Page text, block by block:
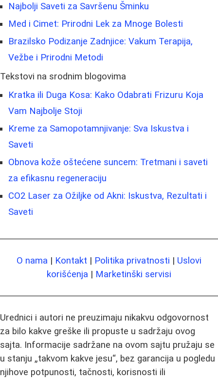
Najbolji Saveti za Savršenu Šminku
Med i Cimet: Prirodni Lek za Mnoge Bolesti
Brazilsko Podizanje Zadnjice: Vakum Terapija,
Vežbe i Prirodni Metodi
Tekstovi na srodnim blogovima
Kratka ili Duga Kosa: Kako Odabrati Frizuru Koja
Vam Najbolje Stoji
Kreme za Samopotamnjivanje: Sva Iskustva i
Saveti
Obnova kože oštećene suncem: Tretmani i saveti
za efikasnu regeneraciju
CO2 Laser za Ožiljke od Akni: Iskustva, Rezultati i
Saveti
O nama | Kontakt | Politika privatnosti | Uslovi
korišćenja | Marketinški servisi
Urednici i autori ne preuzimaju nikakvu odgovornost
za bilo kakve greške ili propuste u sadržaju ovog
sajta. Informacije sadržane na ovom sajtu pružaju se
u stanju „takvom kakve jesu“, bez garancija u pogledu
njihove potpunosti, tačnosti, korisnosti ili